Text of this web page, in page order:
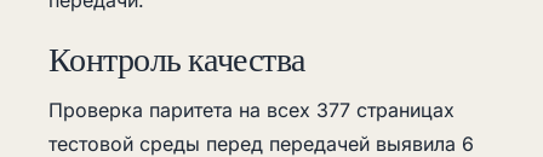
Контроль качества
Проверка паритета на всех 377 страницах
тестовой среды перед передачей выявила 6